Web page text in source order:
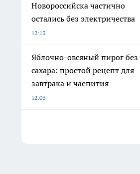
Новороссийска частично
остались без электричества
12:13
Яблочно-овсяный пирог без
сахара: простой рецепт для
завтрака и чаепития
12:03